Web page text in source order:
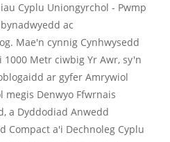
Cyplu Uniongyrchol - Pwmp
ac
Mae'n cynnig Cynhwysedd
Metr ciwbig Yr Awr, sy'n
ar gyfer Amrywiol
megis Denwyo Ffwrnais
a Dyddodiad Anwedd
Compact a'i Dechnoleg Cyplu